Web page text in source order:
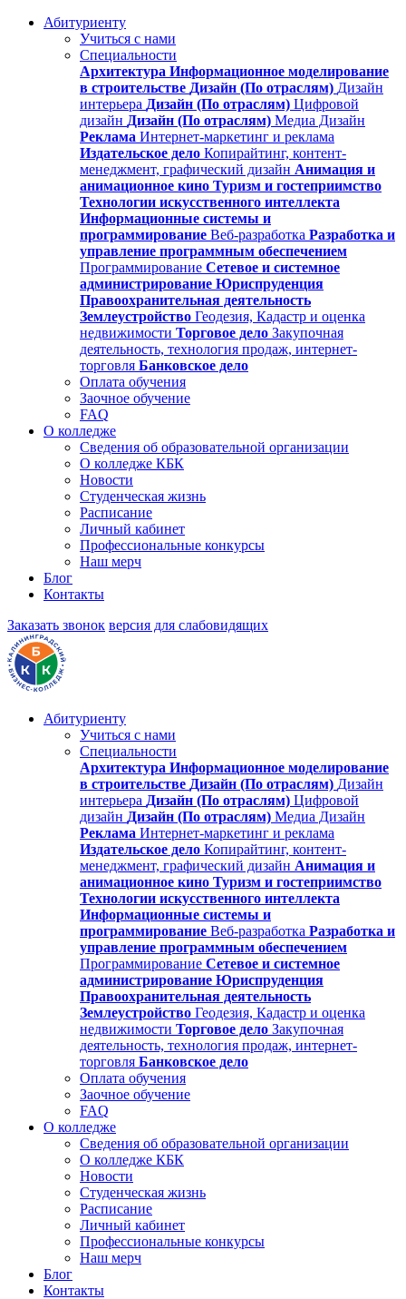
Абитуриенту
Учиться с нами
Специальности
Архитектура Информационное моделирование
в строительстве Дизайн (По отраслям) Дизайн
интерьера Дизайн (По отраслям) Цифровой
дизайн Дизайн (По отраслям) Медиа Дизайн
Реклама Интернет-маркетинг и реклама
Издательское дело Копирайтинг, контент-
менеджмент, графический дизайн Анимация и
анимационное кино Туризм и гостеприимство
Технологии искусственного интеллекта
Информационные системы и
программирование Веб-разработка Разработка и
управление программным обеспечением
Программирование Сетевое и системное
администрирование Юриспруденция
Правоохранительная деятельность
Землеустройство Геодезия, Кадастр и оценка
недвижимости Торговое дело Закупочная
деятельность, технология продаж, интернет-
торговля Банковское дело
Оплата обучения
Заочное обучение
FAQ
О колледже
Сведения об образовательной организации
О колледже КБК
Новости
Студенческая жизнь
Расписание
Личный кабинет
Профессиональные конкурсы
Наш мерч
Блог
Контакты
Заказать звонок версия для слабовидящих
Абитуриенту
Учиться с нами
Специальности
Архитектура Информационное моделирование
в строительстве Дизайн (По отраслям) Дизайн
интерьера Дизайн (По отраслям) Цифровой
дизайн Дизайн (По отраслям) Медиа Дизайн
Реклама Интернет-маркетинг и реклама
Издательское дело Копирайтинг, контент-
менеджмент, графический дизайн Анимация и
анимационное кино Туризм и гостеприимство
Технологии искусственного интеллекта
Информационные системы и
программирование Веб-разработка Разработка и
управление программным обеспечением
Программирование Сетевое и системное
администрирование Юриспруденция
Правоохранительная деятельность
Землеустройство Геодезия, Кадастр и оценка
недвижимости Торговое дело Закупочная
деятельность, технология продаж, интернет-
торговля Банковское дело
Оплата обучения
Заочное обучение
FAQ
О колледже
Сведения об образовательной организации
О колледже КБК
Новости
Студенческая жизнь
Расписание
Личный кабинет
Профессиональные конкурсы
Наш мерч
Блог
Контакты